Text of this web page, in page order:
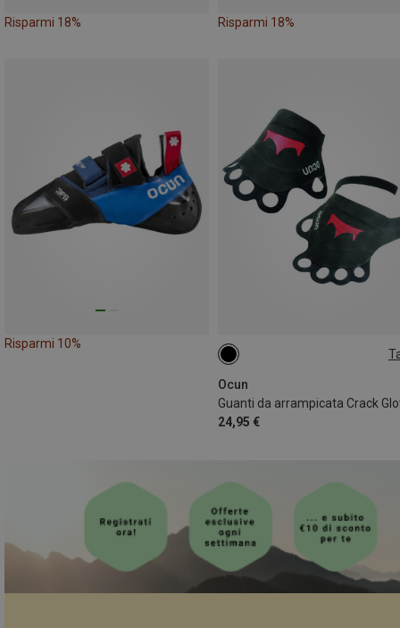
Risparmi 18% Risparmi 18%
Risparmi 10%
Ocun
Guanti da arrampicata Crack
24,95 €
XS